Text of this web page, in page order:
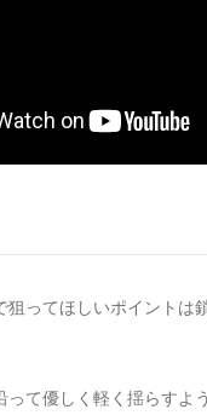
狙ってほしいポイントは
って優しく軽く揺らすよ